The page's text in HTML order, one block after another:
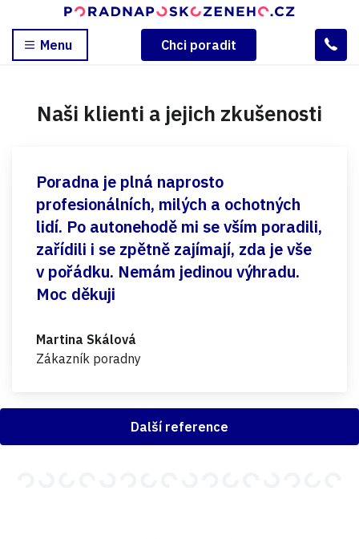
Menu Chci poradit
Naši klienti a jejich zkušenosti
Poradna je plná naprosto
profesionálních, milých a ochotných
lidí. Po autonehodě mi se vším poradili,
zařídili i se zpětně zajímají, zda je vše
v pořádku. Nemám jedinou výhradu.
Moc děkuji
Martina Skálová
Zákazník poradny
Další reference